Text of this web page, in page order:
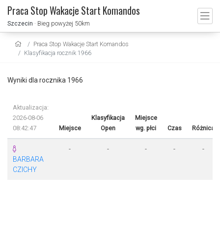
Praca Stop Wakacje Start Komandos
Szczecin · Bieg powyżej 50km
Praca Stop Wakacje Start Komandos
Klasyfikacja rocznik 1966
Wyniki dla rocznika 1966
Aktualizacja:
2026-08-06
08:42:47
Miejsce
Klasyfikacja
Open
Miejsce
wg. płci
Czas Różnica
BARBARA
CZICHY
- - - - -